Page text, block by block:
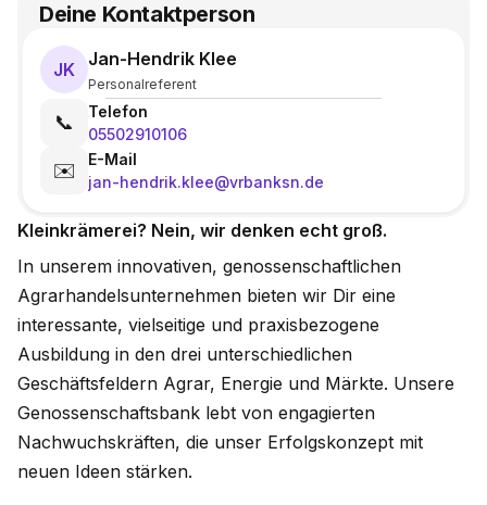
Kleinkrämerei? Nein, wir denken echt groß.
In unserem innovativen, genossenschaftlichen
Agrarhandelsunternehmen bieten wir Dir eine
interessante, vielseitige und praxisbezogene
Ausbildung in den drei unterschiedlichen
Geschäftsfeldern Agrar, Energie und Märkte. Unsere
Genossenschaftsbank lebt von engagierten
Nachwuchskräften, die unser Erfolgskonzept mit
neuen Ideen stärken.
Deine Kontaktperson
JK Jan-Hendrik Klee
Personalreferent
📞
Telefon
05502910106
✉️
E-Mail
jan-hendrik.klee@vrbanksn.de